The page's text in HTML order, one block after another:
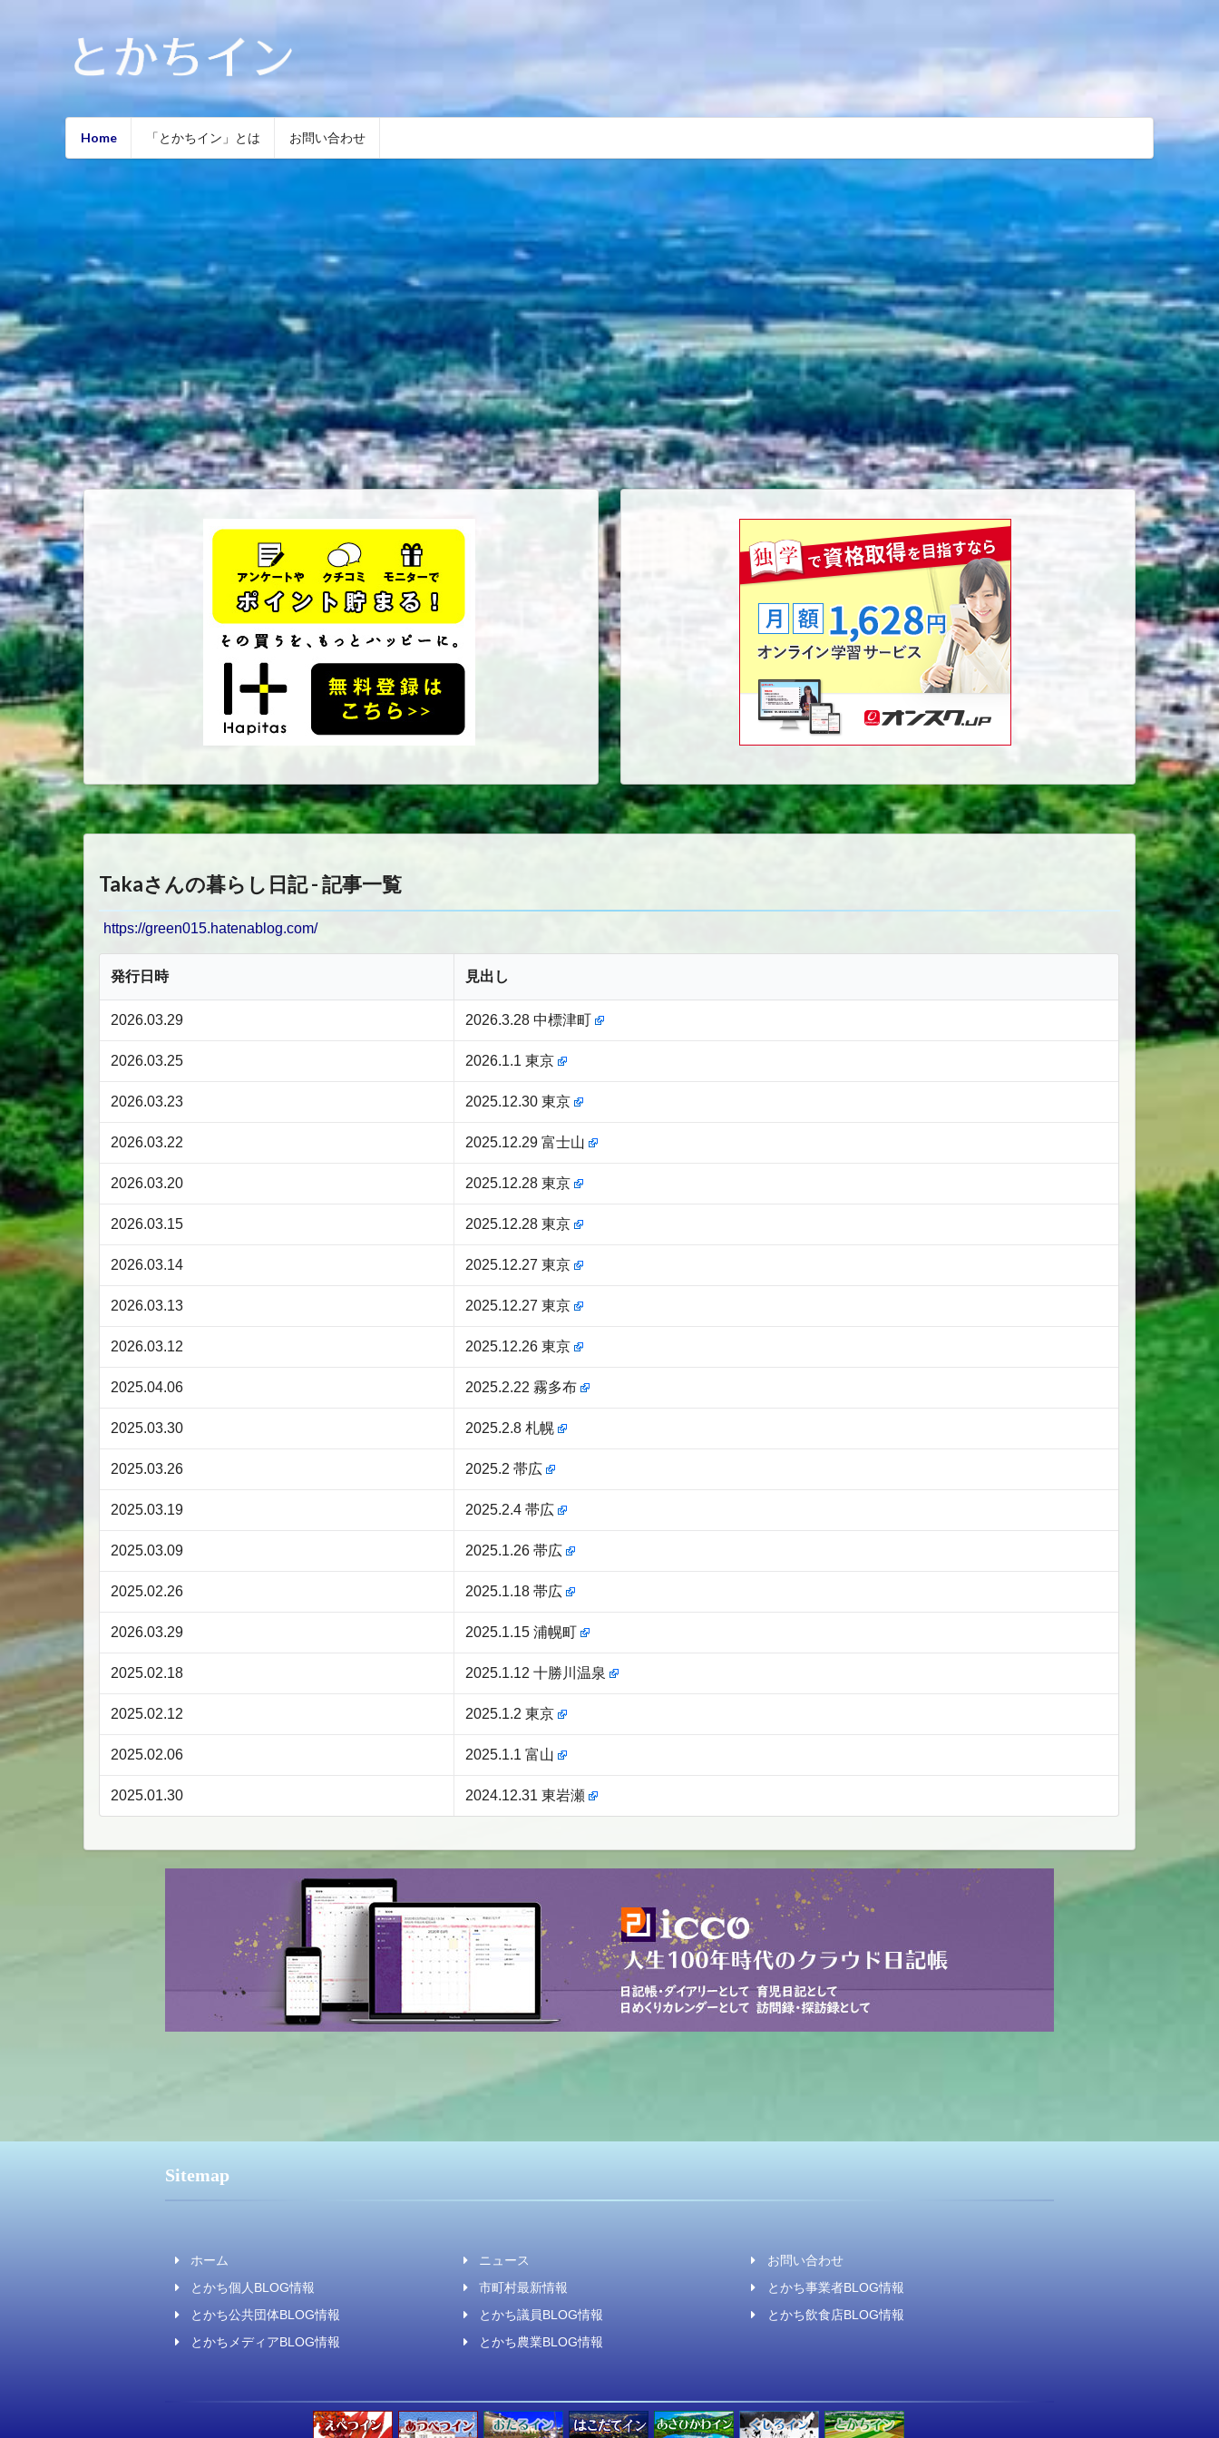
Home 「とかちイン」とは お問い合わせ
Takaさんの暮らし日記 - 記事一覧
https://green015.hatenablog.com/
発行日時 見出し
2026.03.29 2026.3.28 中標津町
2026.03.25 2026.1.1 東京
2026.03.23 2025.12.30 東京
2026.03.22 2025.12.29 富士山
2026.03.20 2025.12.28 東京
2026.03.15 2025.12.28 東京
2026.03.14 2025.12.27 東京
2026.03.13 2025.12.27 東京
2026.03.12 2025.12.26 東京
2025.04.06 2025.2.22 霧多布
2025.03.30 2025.2.8 札幌
2025.03.26 2025.2 帯広
2025.03.19 2025.2.4 帯広
2025.03.09 2025.1.26 帯広
2025.02.26 2025.1.18 帯広
2026.03.29 2025.1.15 浦幌町
2025.02.18 2025.1.12 十勝川温泉
2025.02.12 2025.1.2 東京
2025.02.06 2025.1.1 富山
2025.01.30 2024.12.31 東岩瀬
Sitemap
ホーム ニュース
お問い合わせ
とかち個人BLOG情報
市町村最新情報
とかち事業者BLOG情報
とかち公共団体BLOG情報
とかち議員BLOG情報
とかち飲食店BLOG情報
とかちメディアBLOG情報
とかち農業BLOG情報